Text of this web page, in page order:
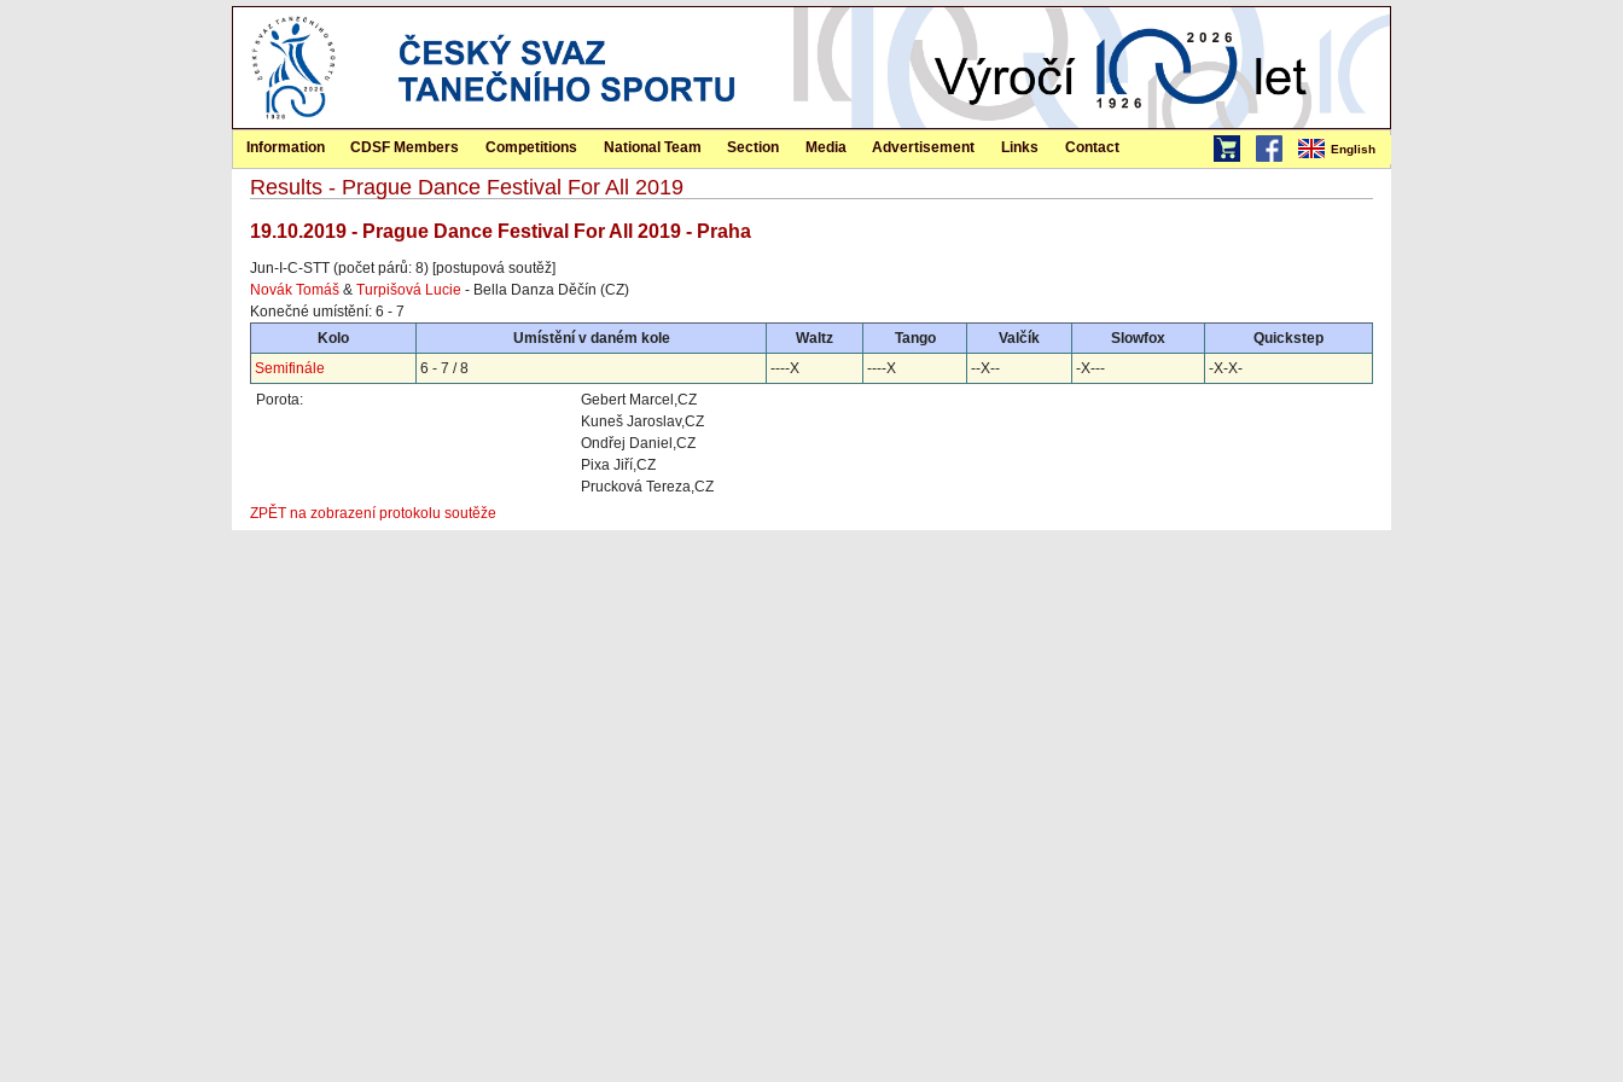
English
Information CDSF Members Competitions National Team Section Media Advertisement Links Contact
Results - Prague Dance Festival For All 2019
19.10.2019 - Prague Dance Festival For All 2019 - Praha
Jun-I-C-STT (počet párů: 8) [postupová soutěž]
Novák Tomáš & Turpišová Lucie - Bella Danza Děčín (CZ)
Konečné umístění: 6 - 7
Kolo
Umístění v daném kole Waltz Tango Valčík Slowfox
Quickstep
Semifinále
6 - 7 / 8 ----X ----X --X-- -X---
-X-X-
Porota:
Gebert Marcel,CZ
Kuneš Jaroslav,CZ
Ondřej Daniel,CZ
Pixa Jiří,CZ
Prucková Tereza,CZ
ZPĚT na zobrazení protokolu soutěže